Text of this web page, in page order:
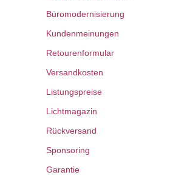
Büromodernisierung
Kundenmeinungen
Retourenformular
Versandkosten
Listungspreise
Lichtmagazin
Rückversand
Sponsoring
Garantie